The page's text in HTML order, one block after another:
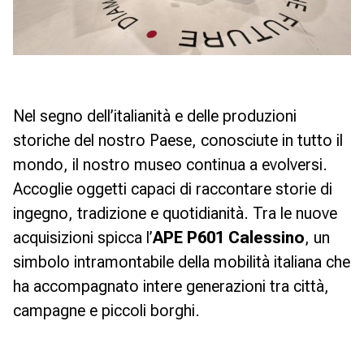
Nel segno dell’italianità e delle produzioni
storiche del nostro Paese, conosciute in tutto il
mondo, il nostro museo continua a evolversi.
Accoglie oggetti capaci di raccontare storie di
ingegno, tradizione e quotidianità. Tra le nuove
acquisizioni spicca l’APE P601 Calessino, un
simbolo intramontabile della mobilità italiana che
ha accompagnato intere generazioni tra città,
campagne e piccoli borghi.